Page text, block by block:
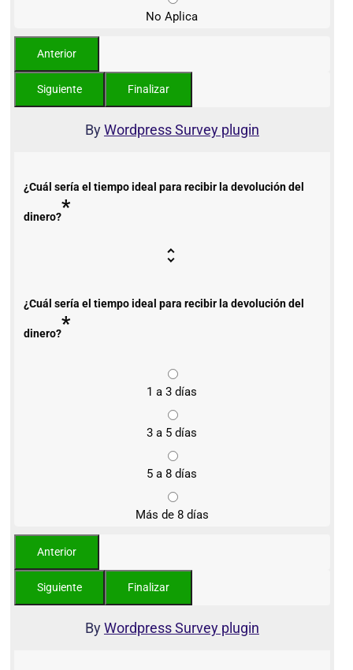
No Aplica
ByWordpress Survey plugin
¿Cuál sería el tiempo ideal para recibir la devolución del
dinero?*
¿Cuál sería el tiempo ideal para recibir la devolución del
dinero?*
1 a 3 días
3 a 5 días
5 a 8 días
Más de 8 días
ByWordpress Survey plugin